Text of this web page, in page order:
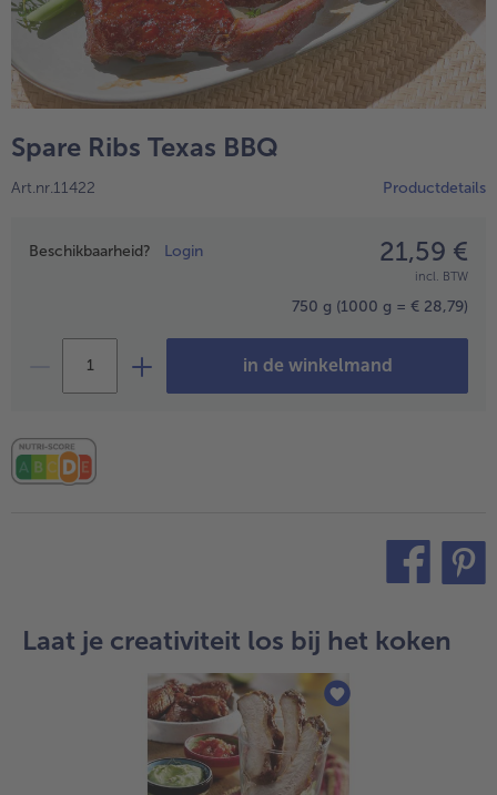
- 5 € bij aankoop van 7 maaltijden naar keuze
Spare Ribs Texas BBQ
Art.nr.11422 Productdetails
Prijsopgave
Beschikbaarheid? Login 21,59 €
incl. BTW
750 g (1000 g = € 28,79)
in de winkelmand
Laat je creativiteit los bij het koken